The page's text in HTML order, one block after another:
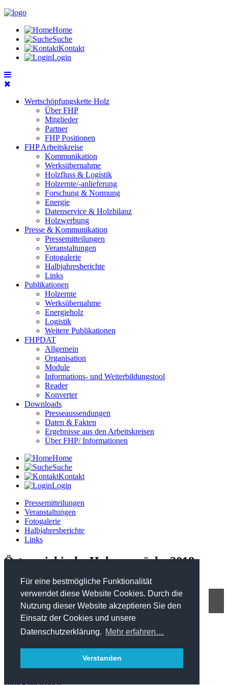
Für eine bestmögliche Funktionalität
verwendet diese Website Cookies. Durch die
Nutzung dieser Website akzeptieren Sie den
Einsatz der Cookies und unsere
Datenschutzerklärung. Mehr erfahren…
Verstanden
Home
Suche
Kontakt
Login
Wertschöpfungskette Holz
Über FHP
Mitglieder
Partner
FHP Positionen
FHP Arbeitskreise
Kommunikation
Werksübernahme
Holzfluss & Logistik
Holzernte/-anlieferung
Forschung & Normung
Energie
Datenservice & Holzbilanz
Holzwerbung
Presse & Kommunikation
Pressemitteilungen
Veranstaltungen
Fotogalerie
Halbjahresberichte
Links
Publikationen
Holzernte
Werksübernahme
Energieholz
Logistik
Weitere Publikationen
FHPDAT
Allgemein
Organisation
Module
Informations- und Weiterbildungstool
Reader
Konverter
Downloads
Presseaussendungen
Daten & Fakten
Ergebnisse aus den Arbeitskreisen
Über FHP/ Informationen
Home
Suche
Kontakt
Login
Pressemitteilungen
Veranstaltungen
Fotogalerie
Halbjahresberichte
Links
Österreichische Holzgespräche 2018
FHP - Kooperationsplattform Forst Holz Papier
Marxergasse 2/ 4. Stock - 1030 Wien
T: +43 1 402 01 12 900
Impressum / Datenschutz
Sitemap